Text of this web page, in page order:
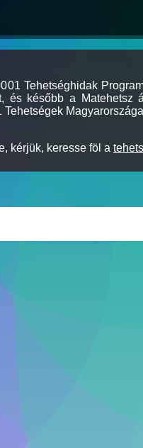
Tehetséghidak
később a Matehetsz
kérjük, keresse föl a